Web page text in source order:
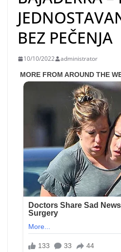
BEZ PEČENJA
10/10/2022 administrator